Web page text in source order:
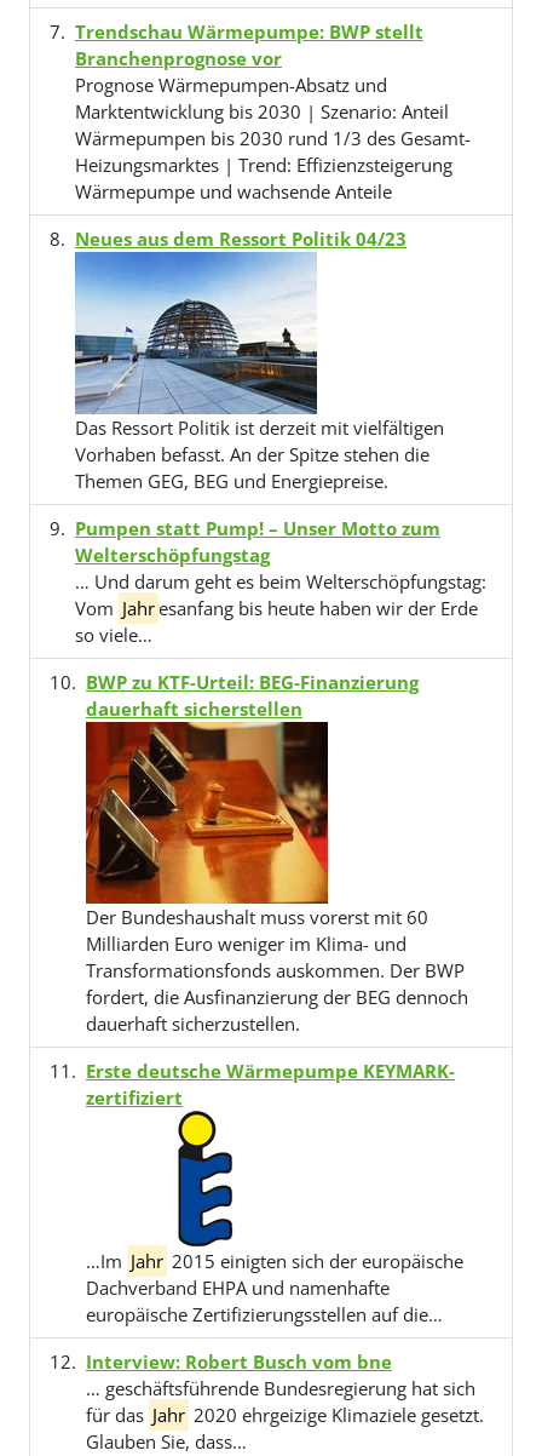
Trendschau Wärmepumpe: BWP stellt
Branchenprognose vor
Prognose Wärmepumpen-Absatz und
Marktentwicklung bis 2030 | Szenario: Anteil
Wärmepumpen bis 2030 rund 1/3 des Gesamt-
Heizungsmarktes | Trend: Effizienzsteigerung
Wärmepumpe und wachsende Anteile
Neues aus dem Ressort Politik 04/23
Das Ressort Politik ist derzeit mit vielfältigen
Vorhaben befasst. An der Spitze stehen die
Themen GEG, BEG und Energiepreise.
Pumpen statt Pump! – Unser Motto zum
Welterschöpfungstag
… Und darum geht es beim Welterschöpfungstag:
Vom Jahresanfang bis heute haben wir der Erde
so viele…
BWP zu KTF-Urteil: BEG-Finanzierung
dauerhaft sicherstellen
Der Bundeshaushalt muss vorerst mit 60
Milliarden Euro weniger im Klima- und
Transformationsfonds auskommen. Der BWP
fordert, die Ausfinanzierung der BEG dennoch
dauerhaft sicherzustellen.
Erste deutsche Wärmepumpe KEYMARK-
zertifiziert
…Im Jahr 2015 einigten sich der europäische
Dachverband EHPA und namenhafte
europäische Zertifizierungsstellen auf die…
Interview: Robert Busch vom bne
… geschäftsführende Bundesregierung hat sich
für das Jahr 2020 ehrgeizige Klimaziele gesetzt.
Glauben Sie, dass…